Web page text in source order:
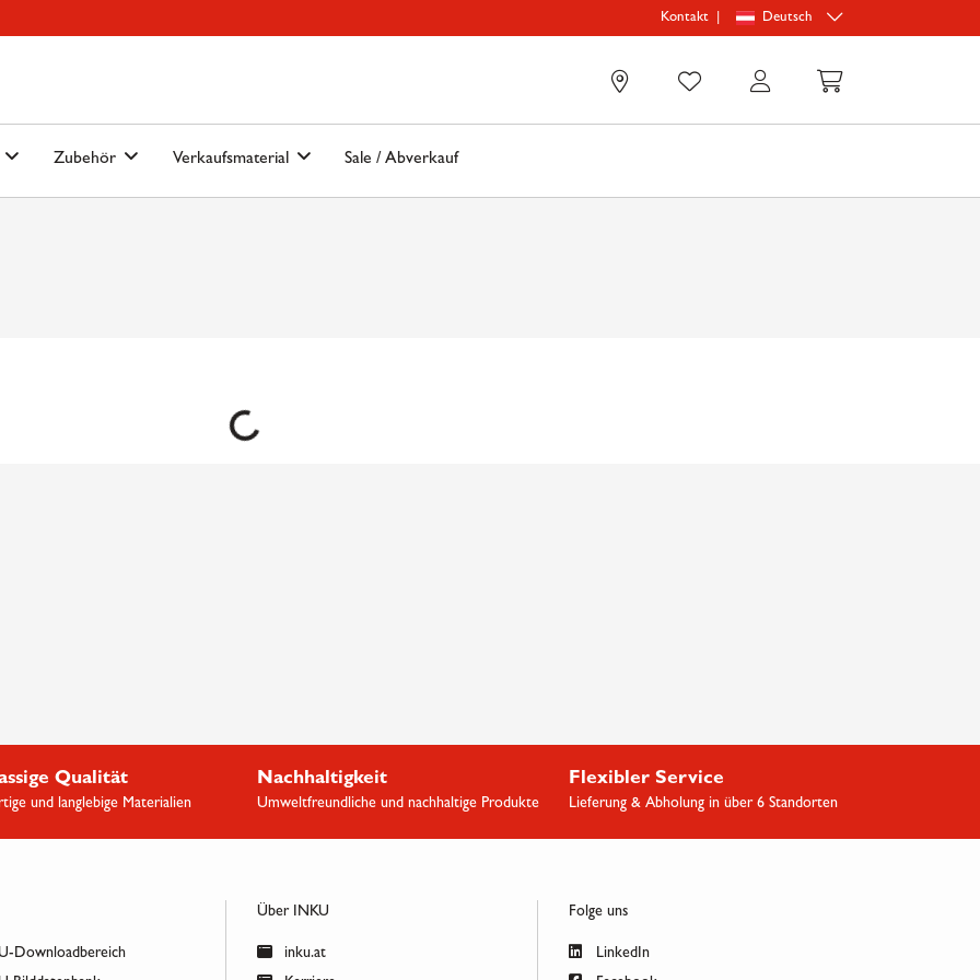
Kontakt Deutsch
Zubehör Verkaufsmaterial Sale / Abverkauf
Loading...
Qualität
und langlebige Materialien
Nachhaltigkeit
Umweltfreundliche und nachhaltige Produkte
Flexibler Service
Lieferung & Abholung in über 6 Standorten
Downloadbereich
Über INKU
inku.at
Folge uns
LinkedIn